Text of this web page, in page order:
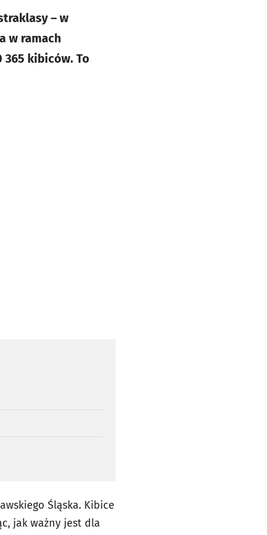
– w
w ramach
365 kibiców. To
Śląska. Kibice
jak ważny jest dla